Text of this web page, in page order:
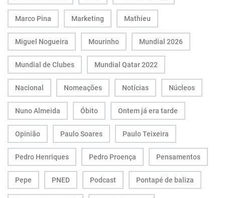
Marco Pina Marketing Mathieu
Miguel Nogueira Mourinho Mundial 2026
Mundial de Clubes Mundial Qatar 2022
Nacional Nomeações Notícias Núcleos
Nuno Almeida Óbito Ontem já era tarde
Opinião Paulo Soares Paulo Teixeira
Pedro Henriques Pedro Proença Pensamentos
Pepe PNED Podcast Pontapé de baliza